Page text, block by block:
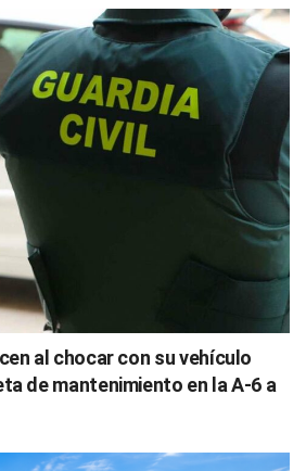
al chocar con su vehículo
de mantenimiento en la A-6 a